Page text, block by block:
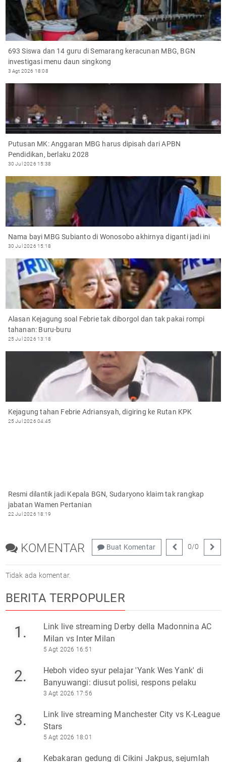
693 Siswa dan 14 guru di Semarang keracunan MBG, BGN
investigasi menu daun singkong
3 Agt 2026 18:08
Putusan MK: Anggaran MBG harus dipisah dari APBN
Pendidikan, berlaku 2028
30 Jul 2026 15:38
Nama bayi MBG Subianto di Wonosobo akhirnya diganti jadi ini
30 Jul 2026 15:18
Alasan Kejagung soal Febrie tak diborgol dan tak pakai rompi
tahanan: Buru-buru
25 Jul 2026 13:18
Kejagung tahan Febrie Adriansyah, digiring ke Rutan KPK
25 Jul 2026 04:45
Resmi dilantik jadi Kepala BGN, Sudaryono klaim tak rangkap
jabatan Wamen Pertanian
22 Jul 2026 18:19
KOMENTAR Buat Komentar 0/0
Tidak ada komentar.
BERITA TERPOPULER
1.
Link live streaming Derby della Madonnina AC
Milan vs Inter Milan
5 Agt 2026 16:51
2.
Heboh video syur pelajar 'Yank Wes Yank' di
Banyuwangi: diusut polisi, respons pelaku
3 Agt 2026 17:56
3.
Link live streaming Manchester City vs K-League
Stars
5 Agt 2026 18:01
Kebakaran gedung di Cikini Jakpus, sejumlah